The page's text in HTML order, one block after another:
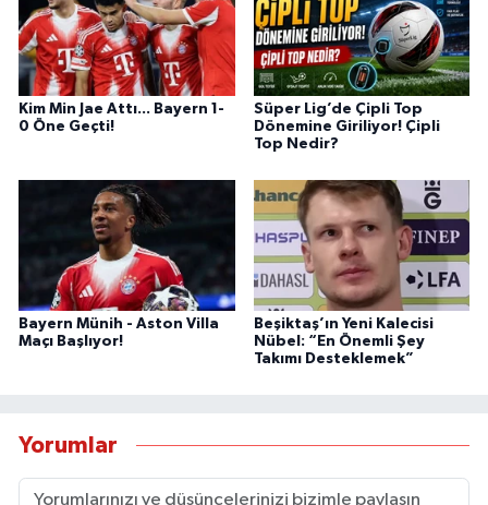
Kim Min Jae Attı... Bayern 1-
0 Öne Geçti!
Süper Lig’de Çipli Top
Dönemine Giriliyor! Çipli
Top Nedir?
Bayern Münih - Aston Villa
Maçı Başlıyor!
Beşiktaş’ın Yeni Kalecisi
Nübel: “En Önemli Şey
Takımı Desteklemek”
Yorumlar